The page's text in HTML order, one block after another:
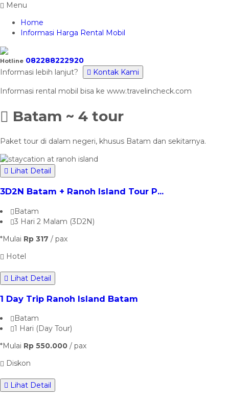
Menu
Home
Informasi Harga Rental Mobil
Hotline 082288222920
Informasi lebih lanjut?
Kontak Kami
Batam ~ 4 tour
Paket tour di dalam negeri, khusus Batam dan sekitarnya.
Lihat Detail
3D2N Batam + Ranoh Island Tour P...
Batam
3 Hari 2 Malam (3D2N)
*Mulai Rp 317 / pax
Hotel
Lihat Detail
1 Day Trip Ranoh Island Batam
Batam
1 Hari (Day Tour)
*Mulai Rp 550.000 / pax
Diskon
Lihat Detail